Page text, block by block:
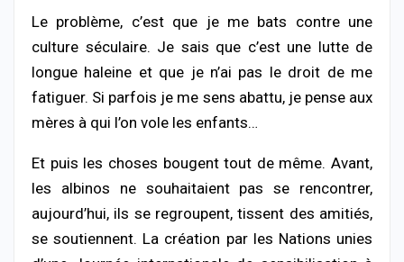
Le problème, c’est que je me bats contre une
culture séculaire. Je sais que c’est une lutte de
longue haleine et que je n’ai pas le droit de me
fatiguer. Si parfois je me sens abattu, je pense aux
mères à qui l’on vole les enfants…
Et puis les choses bougent tout de même. Avant,
les albinos ne souhaitaient pas se rencontrer,
aujourd’hui, ils se regroupent, tissent des amitiés,
se soutiennent. La création par les Nations unies